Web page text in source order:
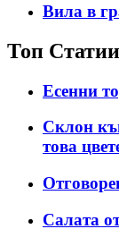
Вила в
Топ Статии
Есенни
Склон
това
Салата